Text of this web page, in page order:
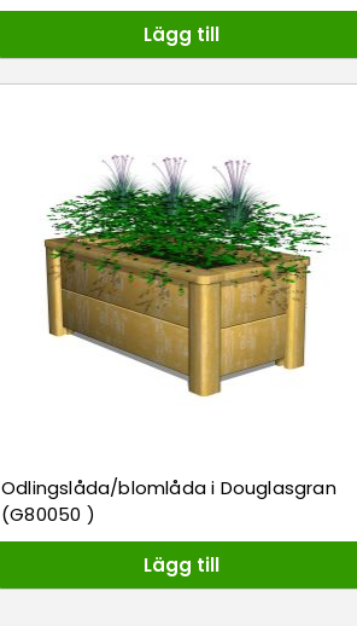
Lägg till
Odlingslåda/blomlåda i Douglasgran
(G80050 )
Lägg till